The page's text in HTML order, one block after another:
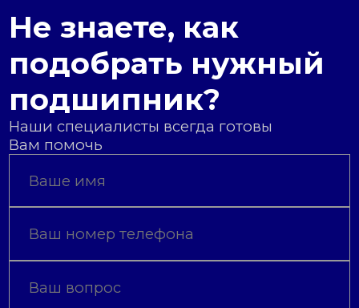
Не знаете, как
подобрать нужный
подшипник?
Наши специалисты всегда готовы
Вам помочь